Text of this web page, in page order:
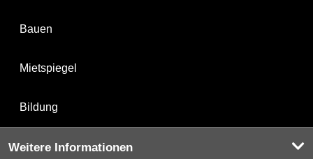
Bauen
Mietspiegel
Bildung
Weitere Informationen